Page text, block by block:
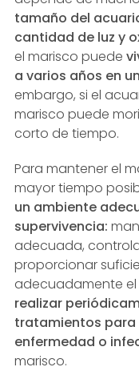
tamaño del
cantidad de luz y
el marisco puede
a varios años en
embargo, si el
marisco puede
corto de tiempo.
Para mantener el
mayor tiempo
un ambiente
supervivencia:
adecuada,
proporcionar
adecuadamente el
realizar
tratamientos
enfermedad o
marisco.